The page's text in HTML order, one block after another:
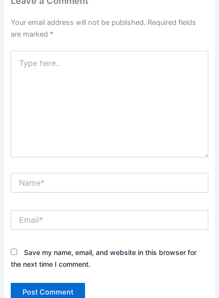
Your email address will not be published. Required fields
are marked *
here..
Save my name, email, and website in this browser for
the next time I comment.